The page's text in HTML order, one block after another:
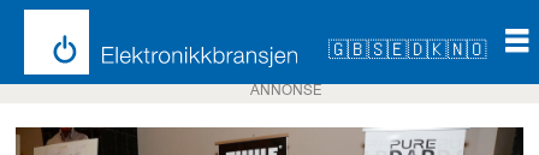
🇬🇧🇸🇪🇩🇰🇳🇴
ANNONSE